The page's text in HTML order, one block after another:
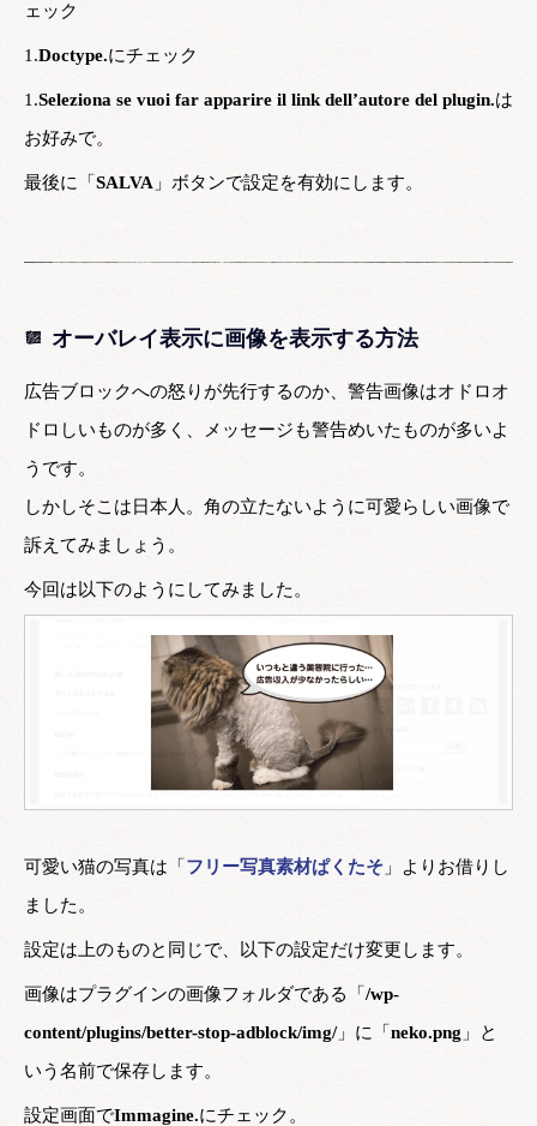
ェック
1.Doctype.にチェック
1.Seleziona se vuoi far apparire il link dell’autore del plugin.は
お好みで。
最後に「 SALVA 」ボタンで設定を有効にします。
オーバレイ表示に画像を表示する方法
広告ブロックへの怒りが先行するのか、警告画像はオドロオ
ドロしいものが多く、メッセージも警告めいたものが多いよ
うです。
しかしそこは日本人。角の立たないように可愛らしい画像で
訴えてみましょう。
今回は以下のようにしてみました。
可愛い猫の写真は「 フリー写真素材ぱくたそ 」よりお借りし
ました。
設定は上のものと同じで、以下の設定だけ変更します。
画像はプラグインの画像フォルダである「 /wp-
content/plugins/better-stop-adblock/img/」に「 neko.png 」と
いう名前で保存します。
設定画面でImmagine.にチェック。